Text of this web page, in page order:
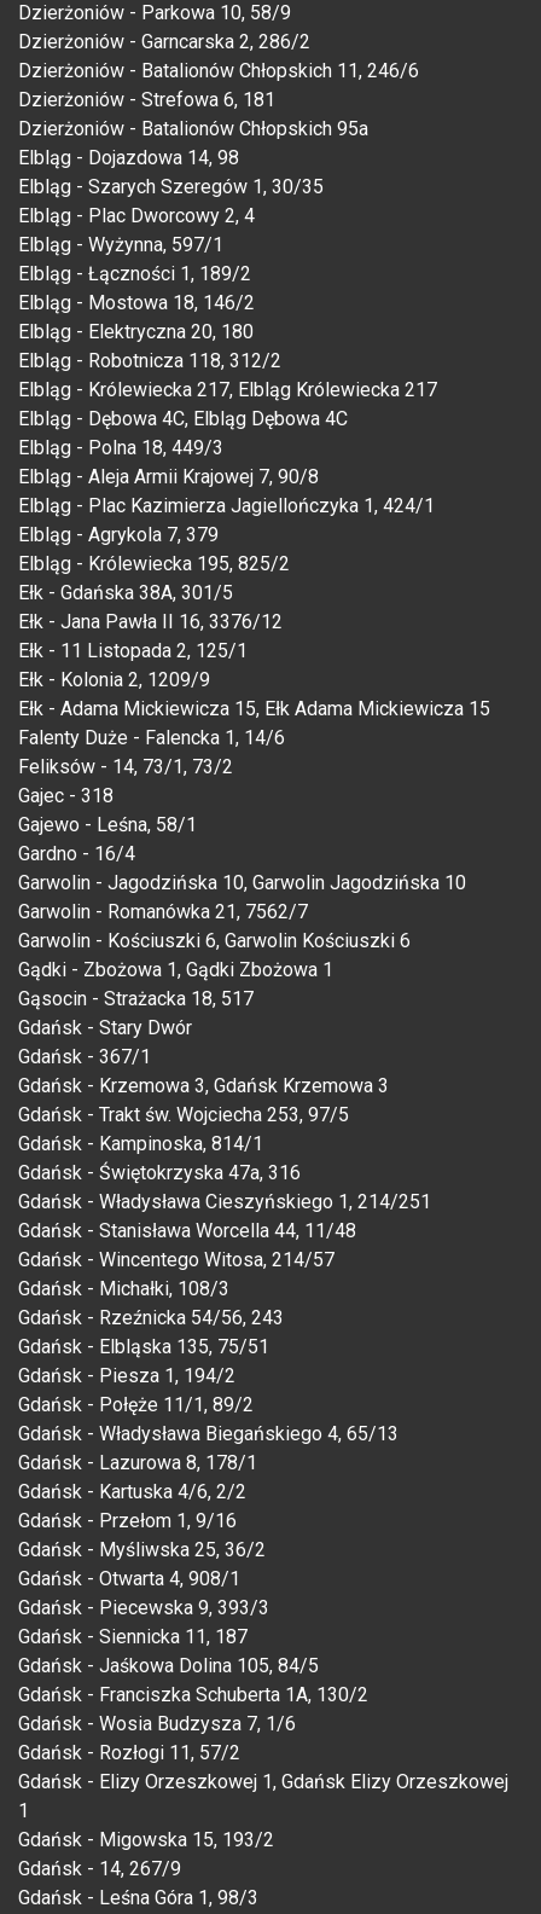
Dzierżoniów - Parkowa 10, 58/9
Dzierżoniów - Garncarska 2, 286/2
Dzierżoniów - Batalionów Chłopskich 11, 246/6
Dzierżoniów - Strefowa 6, 181
Dzierżoniów - Batalionów Chłopskich 95a
Elbląg - Dojazdowa 14, 98
Elbląg - Szarych Szeregów 1, 30/35
Elbląg - Plac Dworcowy 2, 4
Elbląg - Wyżynna, 597/1
Elbląg - Łączności 1, 189/2
Elbląg - Mostowa 18, 146/2
Elbląg - Elektryczna 20, 180
Elbląg - Robotnicza 118, 312/2
Elbląg - Królewiecka 217, Elbląg Królewiecka 217
Elbląg - Dębowa 4C, Elbląg Dębowa 4C
Elbląg - Polna 18, 449/3
Elbląg - Aleja Armii Krajowej 7, 90/8
Elbląg - Plac Kazimierza Jagiellończyka 1, 424/1
Elbląg - Agrykola 7, 379
Elbląg - Królewiecka 195, 825/2
Ełk - Gdańska 38A, 301/5
Ełk - Jana Pawła II 16, 3376/12
Ełk - 11 Listopada 2, 125/1
Ełk - Kolonia 2, 1209/9
Ełk - Adama Mickiewicza 15, Ełk Adama Mickiewicza 15
Falenty Duże - Falencka 1, 14/6
Feliksów - 14, 73/1, 73/2
Gajec - 318
Gajewo - Leśna, 58/1
Gardno - 16/4
Garwolin - Jagodzińska 10, Garwolin Jagodzińska 10
Garwolin - Romanówka 21, 7562/7
Garwolin - Kościuszki 6, Garwolin Kościuszki 6
Gądki - Zbożowa 1, Gądki Zbożowa 1
Gąsocin - Strażacka 18, 517
Gdańsk - Stary Dwór
Gdańsk - 367/1
Gdańsk - Krzemowa 3, Gdańsk Krzemowa 3
Gdańsk - Trakt św. Wojciecha 253, 97/5
Gdańsk - Kampinoska, 814/1
Gdańsk - Świętokrzyska 47a, 316
Gdańsk - Władysława Cieszyńskiego 1, 214/251
Gdańsk - Stanisława Worcella 44, 11/48
Gdańsk - Wincentego Witosa, 214/57
Gdańsk - Michałki, 108/3
Gdańsk - Rzeźnicka 54/56, 243
Gdańsk - Elbląska 135, 75/51
Gdańsk - Piesza 1, 194/2
Gdańsk - Połęże 11/1, 89/2
Gdańsk - Władysława Biegańskiego 4, 65/13
Gdańsk - Lazurowa 8, 178/1
Gdańsk - Kartuska 4/6, 2/2
Gdańsk - Przełom 1, 9/16
Gdańsk - Myśliwska 25, 36/2
Gdańsk - Otwarta 4, 908/1
Gdańsk - Piecewska 9, 393/3
Gdańsk - Siennicka 11, 187
Gdańsk - Jaśkowa Dolina 105, 84/5
Gdańsk - Franciszka Schuberta 1A, 130/2
Gdańsk - Wosia Budzysza 7, 1/6
Gdańsk - Rozłogi 11, 57/2
Gdańsk - Elizy Orzeszkowej 1, Gdańsk Elizy Orzeszkowej
1
Gdańsk - Migowska 15, 193/2
Gdańsk - 14, 267/9
Gdańsk - Leśna Góra 1, 98/3